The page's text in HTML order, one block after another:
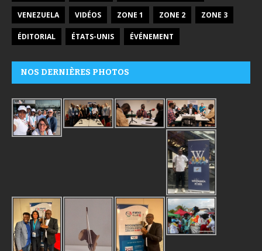
VENEZUELA VIDÉOS ZONE 1 ZONE 2 ZONE 3
ÉDITORIAL ÉTATS-UNIS ÉVÉNEMENT
NOS DERNIÈRES PHOTOS